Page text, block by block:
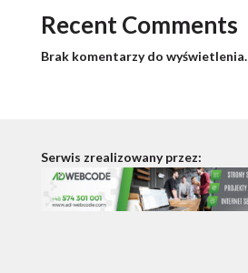
Recent Comments
Brak komentarzy do wyświetlenia.
Serwis zrealizowany przez: